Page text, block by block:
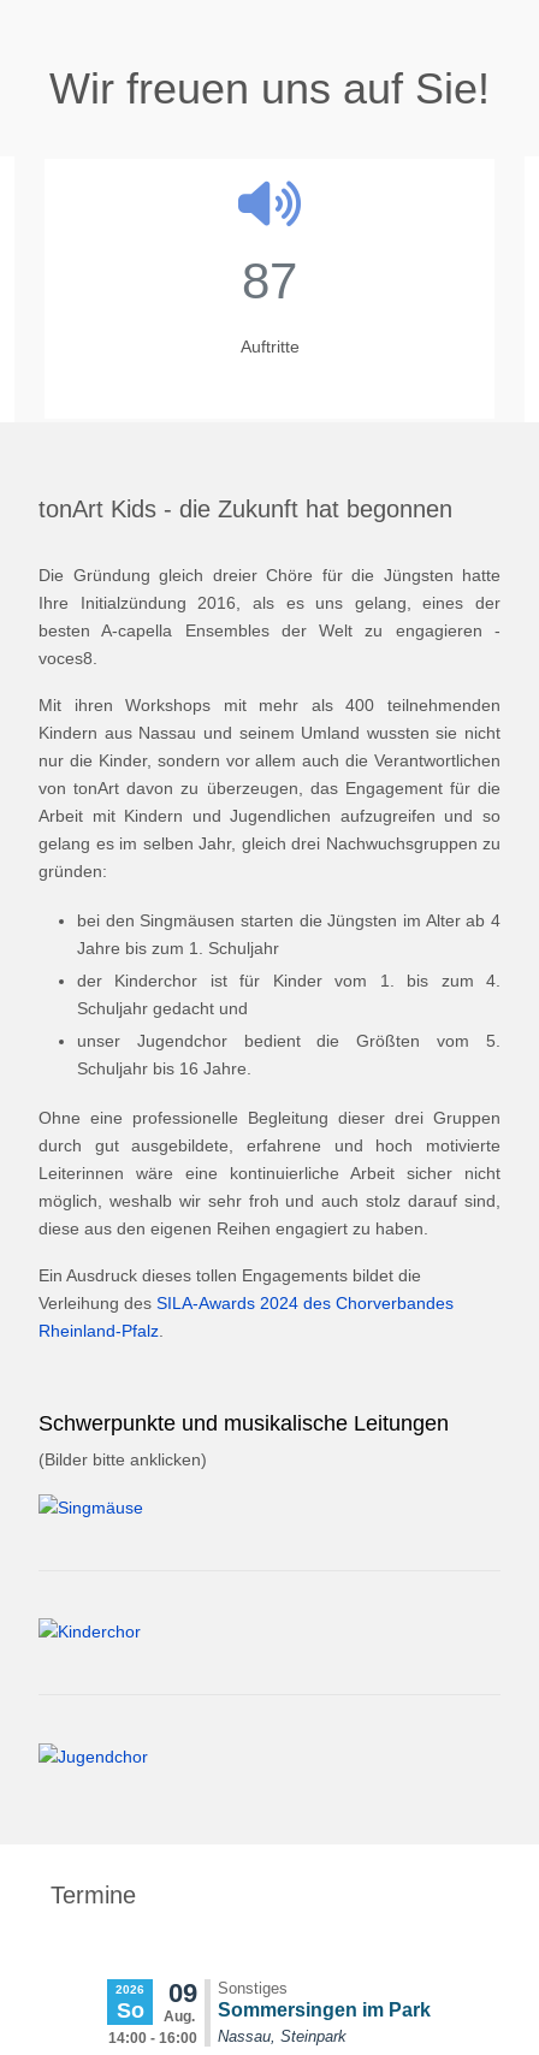
Wir freuen uns auf Sie!
87
Auftritte
tonArt Kids - die Zukunft hat begonnen
Die Gründung gleich dreier Chöre für die Jüngsten hatte
Ihre Initialzündung 2016, als es uns gelang, eines der
besten A-capella Ensembles der Welt zu engagieren -
voces8.
Mit ihren Workshops mit mehr als 400 teilnehmenden
Kindern aus Nassau und seinem Umland wussten sie nicht
nur die Kinder, sondern vor allem auch die Verantwortlichen
von tonArt davon zu überzeugen, das Engagement für die
Arbeit mit Kindern und Jugendlichen aufzugreifen und so
gelang es im selben Jahr, gleich drei Nachwuchsgruppen zu
gründen:
bei den Singmäusen starten die Jüngsten im Alter ab 4
Jahre bis zum 1. Schuljahr
der Kinderchor ist für Kinder vom 1. bis zum 4.
Schuljahr gedacht und
unser Jugendchor bedient die Größten vom 5.
Schuljahr bis 16 Jahre.
Ohne eine professionelle Begleitung dieser drei Gruppen
durch gut ausgebildete, erfahrene und hoch motivierte
Leiterinnen wäre eine kontinuierliche Arbeit sicher nicht
möglich, weshalb wir sehr froh und auch stolz darauf sind,
diese aus den eigenen Reihen engagiert zu haben.
Ein Ausdruck dieses tollen Engagements bildet die
Verleihung des SILA-Awards 2024 des Chorverbandes
Rheinland-Pfalz
Schwerpunkte und musikalische Leitungen
(Bilder bitte anklicken)
Termine